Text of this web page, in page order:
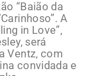
“Baião da
A
in Love”,
será
Ventz, com
convidada e